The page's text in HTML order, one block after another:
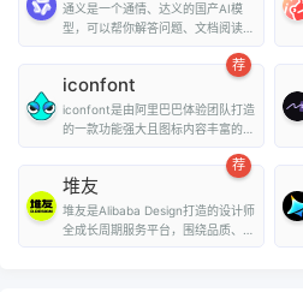
通义是一个通情、达义的国产AI模
型，可以帮你解答问题、文档阅读、
荐
iconfont
iconfont是由阿里巴巴体验团队打造
的一款功能强大且图标内容丰富的矢
荐
堆友
堆友是Alibaba Design打造的设计师
全成长周期服务平台，围绕品质、效